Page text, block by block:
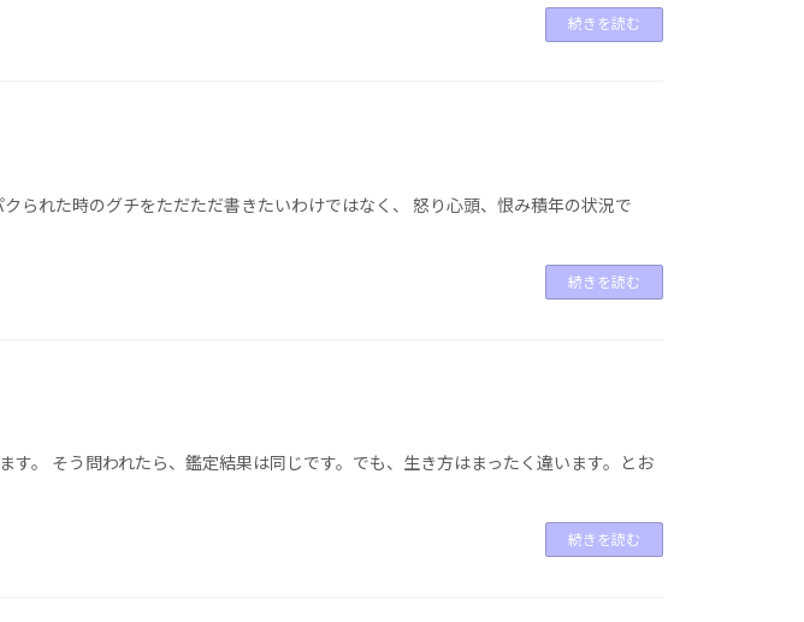
続きを読む
られた時のグチをただただ書きたいわけではなく、 怒り心頭、恨み積年の状況で
続きを読む
。 そう問われたら、鑑定結果は同じです。でも、生き方はまったく違います。とお
続きを読む